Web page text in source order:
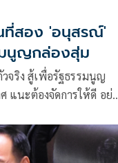
ที่สอง 'อนุสรณ์'
มนูญกล่องสุ่ม
วจริง สู้เพื่อรัฐธรรมนูญ
แนะต้องจัดการให้ดี อย่า